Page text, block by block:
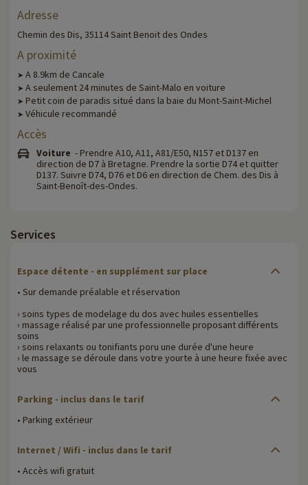
Adresse
Chemin des Dis, 35114 Saint Benoit des Ondes
A proximité
➤ A 8.9km de Cancale
➤ A seulement 24 minutes de Saint-Malo en voiture
➤ Petit coin de paradis situé dans la baie du Mont-Saint-Michel
➤ Véhicule recommandé
Accès
Voiture - Prendre A10, A11, A81/E50, N157 et D137 en
direction de D7 à Bretagne. Prendre la sortie D74 et quitter
D137. Suivre D74, D76 et D6 en direction de Chem. des Dis à
Saint-Benoît-des-Ondes.
Services
Espace détente - en supplément sur place
• Sur demande préalable et réservation
› soins types de modelage du dos avec huiles essentielles
› massage réalisé par une professionnelle proposant différents
soins
› soins relaxants ou tonifiants poru une durée d'une heure
› le massage se déroule dans votre yourte à une heure fixée avec
vous
Parking - inclus dans le tarif
• Parking extérieur
Internet / Wifi - inclus dans le tarif
• Accès wifi gratuit